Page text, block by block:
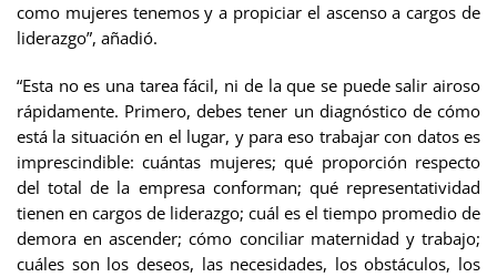
como mujeres tenemos y a propiciar el ascenso a cargos de
liderazgo”, añadió.
“Esta no es una tarea fácil, ni de la que se puede salir airoso
rápidamente. Primero, debes tener un diagnóstico de cómo
está la situación en el lugar, y para eso trabajar con datos es
imprescindible: cuántas mujeres; qué proporción respecto
del total de la empresa conforman; qué representatividad
tienen en cargos de liderazgo; cuál es el tiempo promedio de
demora en ascender; cómo conciliar maternidad y trabajo;
cuáles son los deseos, las necesidades, los obstáculos, los